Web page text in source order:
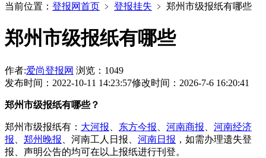
当前位置： 登报网首页 ﹥ 登报挂失 ﹥ 郑州市级报纸有哪些
郑州市级报纸有哪些
作者:爱尚登报网 浏览：1049
发布时间：2022-10-11 14:23:57修改时间：2026-7-6 16:20:41
郑州市级报纸有哪些？
郑州市级报纸有： 大河报 东方今报 河南商报
河南经济
报
郑州晚报 、河南工人日报、 河南日报 ，如需办理遗失登
报、声明公告的均可在以上报纸进行刊登。